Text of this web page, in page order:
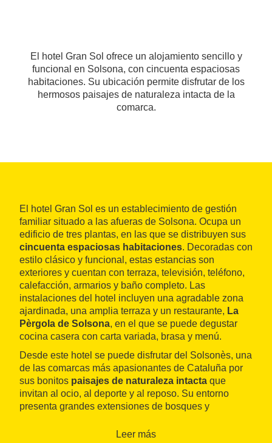
El hotel Gran Sol ofrece un alojamiento sencillo y
funcional en Solsona, con cincuenta espaciosas
habitaciones. Su ubicación permite disfrutar de los
hermosos paisajes de naturaleza intacta de la
comarca.
El hotel Gran Sol es un establecimiento de gestión
familiar situado a las afueras de Solsona. Ocupa un
edificio de tres plantas, en las que se distribuyen sus
cincuenta espaciosas habitaciones. Decoradas con
estilo clásico y funcional, estas estancias son
exteriores y cuentan con terraza, televisión, teléfono,
calefacción, armarios y baño completo. Las
instalaciones del hotel incluyen una agradable zona
ajardinada, una amplia terraza y un restaurante, La
Pèrgola de Solsona, en el que se puede degustar
cocina casera con carta variada, brasa y menú.
Desde este hotel se puede disfrutar del Solsonès, una
de las comarcas más apasionantes de Cataluña por
sus bonitos paisajes de naturaleza intacta que
invitan al ocio, al deporte y al reposo. Su entorno
presenta grandes extensiones de bosques y
campos de cultivo y los parajes ariscos de la alta
Leer más